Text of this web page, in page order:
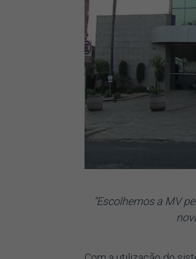
“Escolhemos a MV